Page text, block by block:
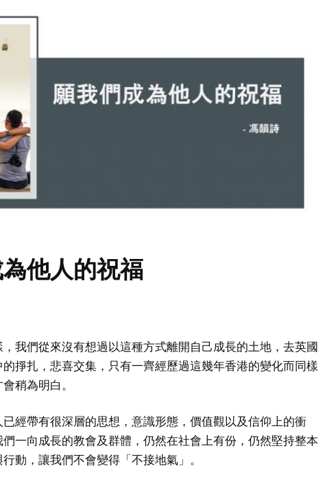
他人的祝福
我們從來沒有想過以這種方式離開自己成長的土地，去英國
掙扎，悲喜交集，只有一齊經歷過這幾年香港的變化而同樣
稍為明白。
經帶有很深層的思想，意識形態，價值觀以及信仰上的衝
一向成長的教會及群體，仍然在社會上有份，仍然堅持整本
行動，讓我們不會變得「不接地氣」。